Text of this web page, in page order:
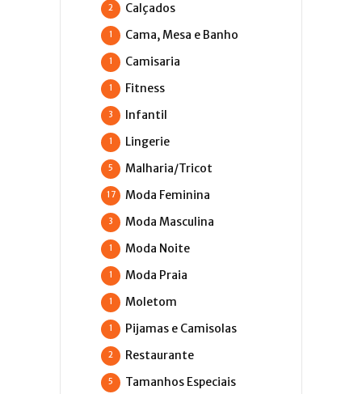
Calçados
2
Cama, Mesa e Banho
1
Camisaria
1
Fitness
1
Infantil
3
Lingerie
1
Malharia/Tricot
5
Moda Feminina
17
Moda Masculina
3
Moda Noite
1
Moda Praia
1
Moletom
1
Pijamas e Camisolas
1
Restaurante
2
Tamanhos Especiais
5